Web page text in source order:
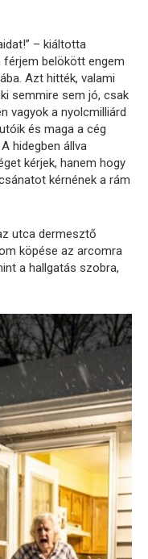
– kiáltotta
belökött engem
Azt hitték, valami
semmire sem jó, csak
vagyok a nyolcmilliárd
és maga a cég
hidegben állva
kérjek, hanem hogy
kérnének a rám
utca dermesztő
köpése az arcomra
a hallgatás szobra,